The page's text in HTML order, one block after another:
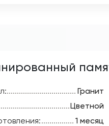
Ритуальные
Гранит
Цветной
1 месяц